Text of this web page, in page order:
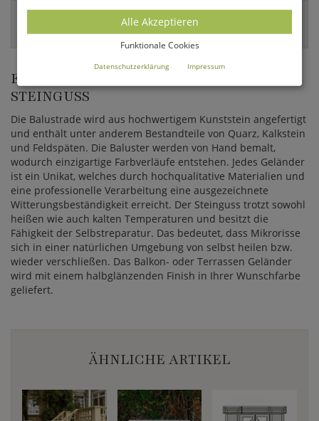
4056026410169
EINDRUCKSVOLLE BAUELEMENTE AUS
STEINGUSS
Die Balustrade wird aus hochwertigem Kunststein angefertigt
und enthält unter anderem Bestandteile von Quarz, Kalkstein
und Feldspäten. Die Baluster werden von Hand bemalt,
wodurch einzigartige Farbverläufe entstehen. Jedes Geländer
ist ein Unikat, welches durch hochqualitative Materialien und
eine professionelle Verarbeitung eine ausgezeichnete
Witterungsbeständigkeit erreicht. Der Steinguss trotzt sowohl
heißen wie auch kalten Temperaturen und besitzt die
Fähigkeit der Selbstreparatur. Das bedeutet, dass Mikrorisse
sich in einer natürlichen Umgebung von selbst heilen bzw.
wieder verschließen. Das Balkon- oder Terrassen Geländer
wird mit einem halbglänzenden Finish in Ihrer Wunschfarbe
geliefert.
ÄHNLICHE ARTIKEL
Alle Akzeptieren
Funktionale Cookies
Datenschutzerklärung Impressum